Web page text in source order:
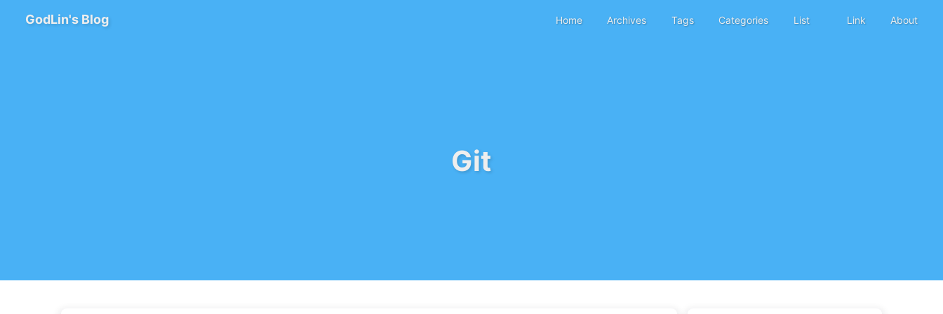
GodLin's Blog Home Archives Tags Categories List Link About
Git